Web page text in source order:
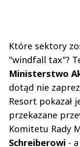
Które sektory
"windfall tax"?
Ministerstwo
dotąd nie
Resort pokazał
przekazane
Komitetu Rady
Schreiberowi -